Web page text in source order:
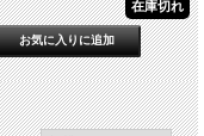
在庫切れ